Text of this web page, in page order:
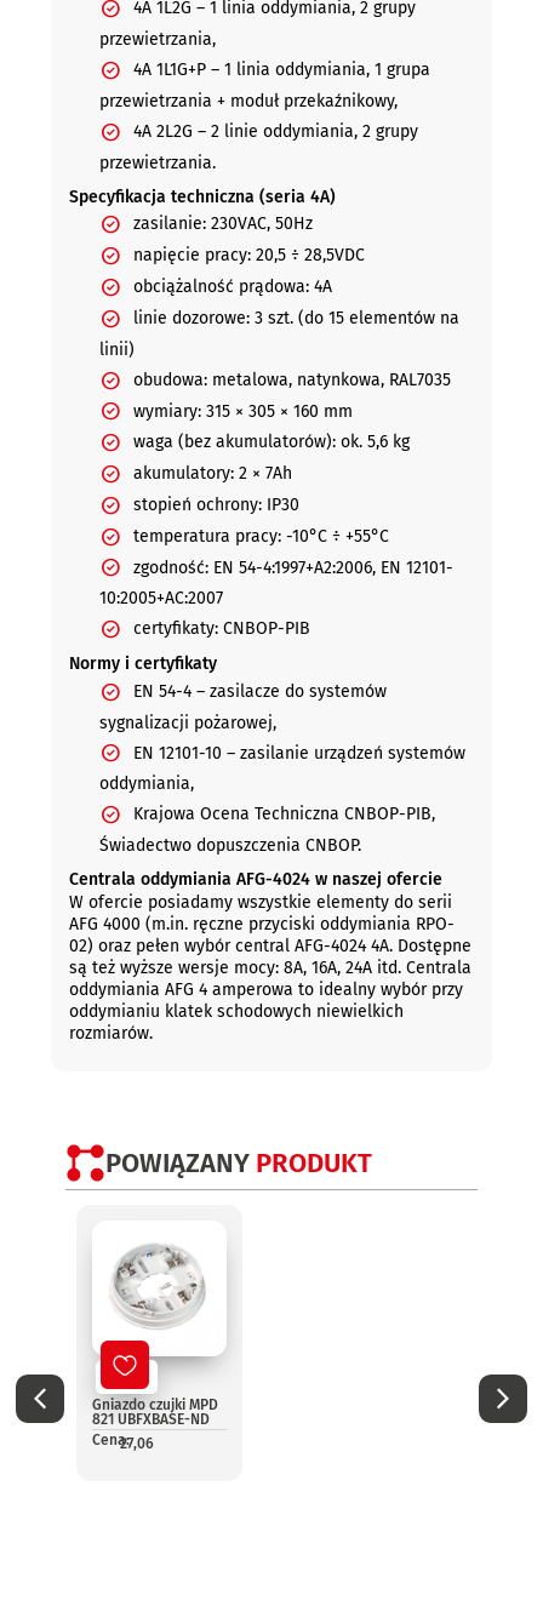
4A 1L2G – 1 linia oddymiania, 2 grupy
przewietrzania,
4A 1L1G+P – 1 linia oddymiania, 1 grupa
przewietrzania + moduł przekaźnikowy,
4A 2L2G – 2 linie oddymiania, 2 grupy
przewietrzania.
Specyfikacja techniczna (seria 4A)
zasilanie: 230VAC, 50Hz
napięcie pracy: 20,5 ÷ 28,5VDC
obciążalność prądowa: 4A
linie dozorowe: 3 szt. (do 15 elementów na
linii)
obudowa: metalowa, natynkowa, RAL7035
wymiary: 315 × 305 × 160 mm
waga (bez akumulatorów): ok. 5,6 kg
akumulatory: 2 × 7Ah
stopień ochrony: IP30
temperatura pracy: -10°C ÷ +55°C
zgodność: EN 54-4:1997+A2:2006, EN 12101-
10:2005+AC:2007
certyfikaty: CNBOP-PIB
Normy i certyfikaty
EN 54-4 – zasilacze do systemów
sygnalizacji pożarowej,
EN 12101-10 – zasilanie urządzeń systemów
oddymiania,
Krajowa Ocena Techniczna CNBOP-PIB,
Świadectwo dopuszczenia CNBOP.
Centrala oddymiania AFG-4024 w naszej ofercie
W ofercie posiadamy wszystkie elementy do serii
AFG 4000 (m.in. ręczne przyciski oddymiania RPO-
02) oraz pełen wybór central AFG-4024 4A. Dostępne
są też wyższe wersje mocy: 8A, 16A, 24A itd. Centrala
oddymiania AFG 4 amperowa to idealny wybór przy
oddymianiu klatek schodowych niewielkich
rozmiarów.
POWIĄZANY PRODUKT
Nowy
Gniazdo czujki MPD
821 UBFXBASE-ND
Cena:27,06
dymu